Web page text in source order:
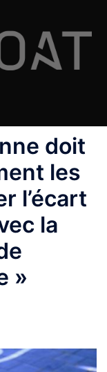
doit
les
l’écart
la
»